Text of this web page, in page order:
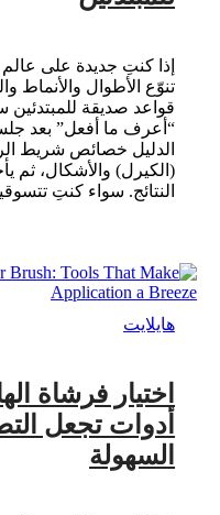
إذا كنتِ جديدة على
تنوّع الأطوال والأنماط
قواعد صديقة
“أعرف ما أفعل” بعد
الدليل خصائص شريط
(الكيرل) والأشكال،
النتائج. سواء كنتِ
هايلايت
اختيار فرشاة
أدوات تجعل
السهولة